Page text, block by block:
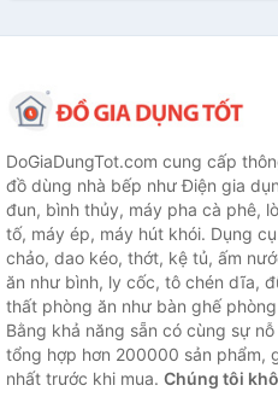
DoGiaDungTot.com cung cấp
đồ dùng nhà bếp như Điện gia
đun, bình thủy, máy pha cà phê,
tố, máy ép, máy hút khói. Dụng
chảo, dao kéo, thớt, kệ tủ, ấm
ăn như bình, ly cốc, tô chén dĩa,
thất phòng ăn như bàn ghế
Bằng khả năng sẵn có cùng sự
tổng hợp hơn 200000 sản phẩm,
nhất trước khi mua. Chúng tôi